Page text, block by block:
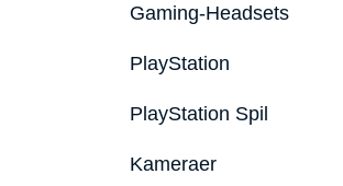
Gaming-Headsets
PlayStation
PlayStation Spil
Kameraer